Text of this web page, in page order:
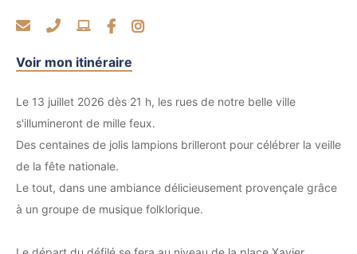
Voir mon itinéraire
Le 13 juillet 2026 dès 21 h, les rues de notre belle ville
s'illumineront de mille feux.
Des centaines de jolis lampions brilleront pour célébrer la veille
de la fête nationale.
Le tout, dans une ambiance délicieusement provençale grâce
à un groupe de musique folklorique.